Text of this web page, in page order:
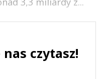
czytasz!